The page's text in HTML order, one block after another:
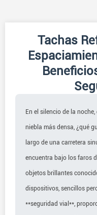
Tachas
En el silencio de la
niebla más densa, ¿qué
largo de una carretera
encuentra bajo los faros
objetos brillantes
dispositivos, sencillos
**seguridad vial**,